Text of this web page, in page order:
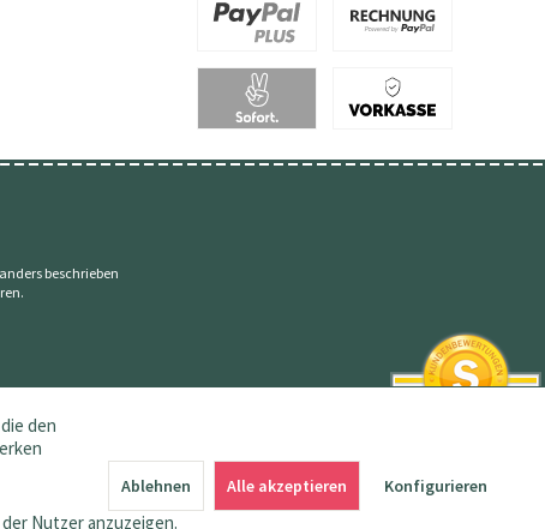
beschrieben
den
Nutzer anzuzeigen.
Ablehnen Alle akzeptieren Konfigurieren
aus 145 Bewertungen